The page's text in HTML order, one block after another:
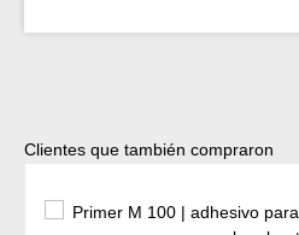
Omitir la galería de productos
Clientes que también compraron